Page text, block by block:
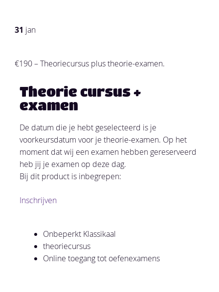
31 jan
€190 – Theoriecursus plus theorie-examen.
Theorie cursus +
examen
De datum die je hebt geselecteerd is je
voorkeursdatum voor je theorie-examen. Op het
moment dat wij een examen hebben gereserveerd
heb jij je examen op deze dag.
Bij dit product is inbegrepen:
Inschrijven
Onbeperkt Klassikaal
theoriecursus
Online toegang tot oefenexamens